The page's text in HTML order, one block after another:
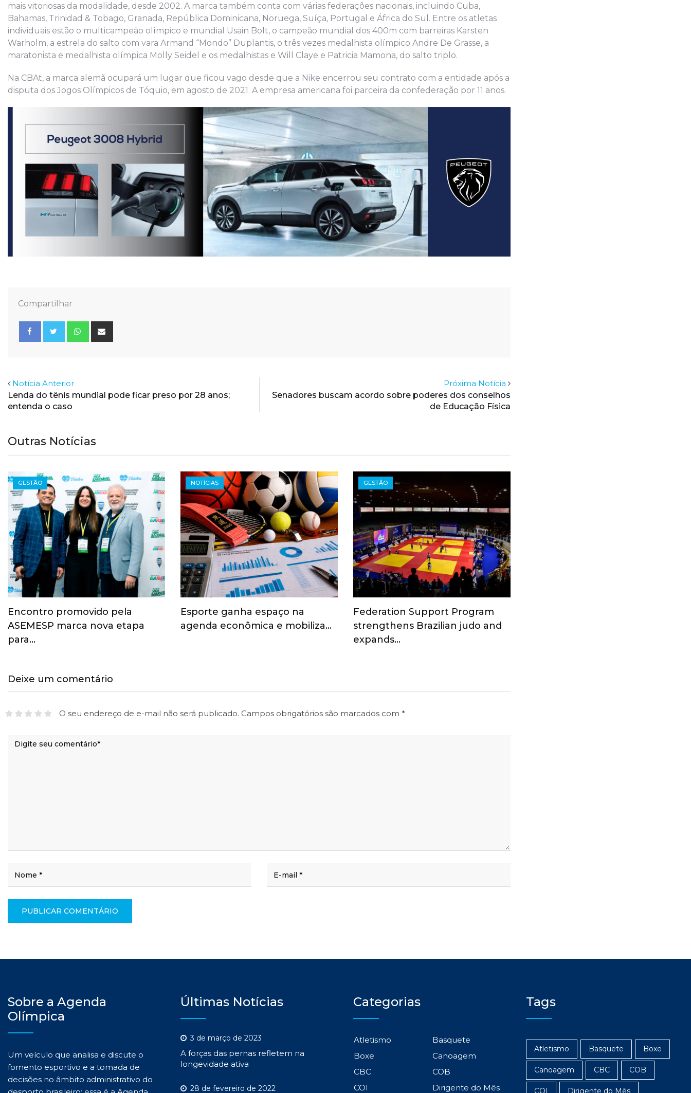
mais vitoriosas da modalidade, desde 2002. A marca também conta com várias federações nacionais, incluindo Cuba,
Bahamas, Trinidad & Tobago, Granada, República Dominicana, Noruega, Suíça, Portugal e África do Sul. Entre os atletas
individuais estão o multicampeão olímpico e mundial Usain Bolt, o campeão mundial dos 400m com barreiras Karsten
Warholm, a estrela do salto com vara Armand “Mondo” Duplantis, o três vezes medalhista olímpico Andre De Grasse, a
maratonista e medalhista olímpica Molly Seidel e os medalhistas e Will Claye e Patricia Mamona, do salto triplo.
Na CBAt, a marca alemã ocupará um lugar que ficou vago desde que a Nike encerrou seu contrato com a entidade após a
disputa dos Jogos Olímpicos de Tóquio, em agosto de 2021. A empresa americana foi parceira da confederação por 11 anos.
Compartilhar
Whatsapp
Notícia Anterior
Lenda do tênis mundial pode ficar preso por 28 anos;
entenda o caso
Próxima Notícia
Senadores buscam acordo sobre poderes dos conselhos
de Educação Física
Outras Notícias
GESTÃO
Encontro promovido pela
ASEMESP marca nova etapa
para…
NOTÍCIAS
Esporte ganha espaço na
agenda econômica e mobiliza…
GESTÃO
Federation Support Program
strengthens Brazilian judo and
expands…
Deixe um comentário
O seu endereço de e-mail não será publicado. Campos obrigatórios são marcados com *
Sobre a Agenda
Olímpica
Um veículo que analisa e discute o
fomento esportivo e a tomada de
decisões no âmbito administrativo do
Últimas Notícias
3 de março de 2023
A forças das pernas refletem na
longevidade ativa
28 de fevereiro de 2022
Categorias
Atletismo
Basquete
Boxe
Canoagem
CBC
COB
COI
Dirigente do Mês
Tags
Atletismo Basquete Boxe
Canoagem CBC COB
COI Dirigente do Mês